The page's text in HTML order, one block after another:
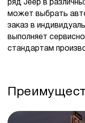
ряд Jeep в
может выбрать
заказ в
выполняет
стандартам